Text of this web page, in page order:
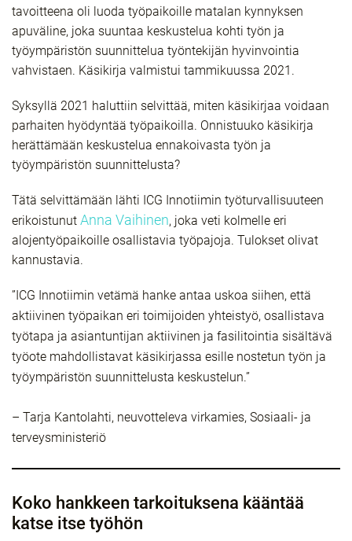
tavoitteena oli luoda työpaikoille matalan kynnyksen
apuväline, joka suuntaa keskustelua kohti työn ja
työympäristön suunnittelua työntekijän hyvinvointia
vahvistaen. Käsikirja valmistui tammikuussa 2021.
Syksyllä 2021 haluttiin selvittää, miten käsikirjaa voidaan
parhaiten hyödyntää työpaikoilla. Onnistuuko käsikirja
herättämään keskustelua ennakoivasta työn ja
työympäristön suunnittelusta?
Tätä selvittämään lähti ICG Innotiimin työturvallisuuteen
erikoistunut Anna Vaihinen, joka veti kolmelle eri
alojentyöpaikoille osallistavia työpajoja. Tulokset olivat
kannustavia.
”ICG Innotiimin vetämä hanke antaa uskoa siihen, että
aktiivinen työpaikan eri toimijoiden yhteistyö, osallistava
työtapa ja asiantuntijan aktiivinen ja fasilitointia sisältävä
työote mahdollistavat käsikirjassa esille nostetun työn ja
työympäristön suunnittelusta keskustelun.”
– Tarja Kantolahti, neuvotteleva virkamies, Sosiaali- ja
terveysministeriö
Koko hankkeen tarkoituksena kääntää
katse itse työhön